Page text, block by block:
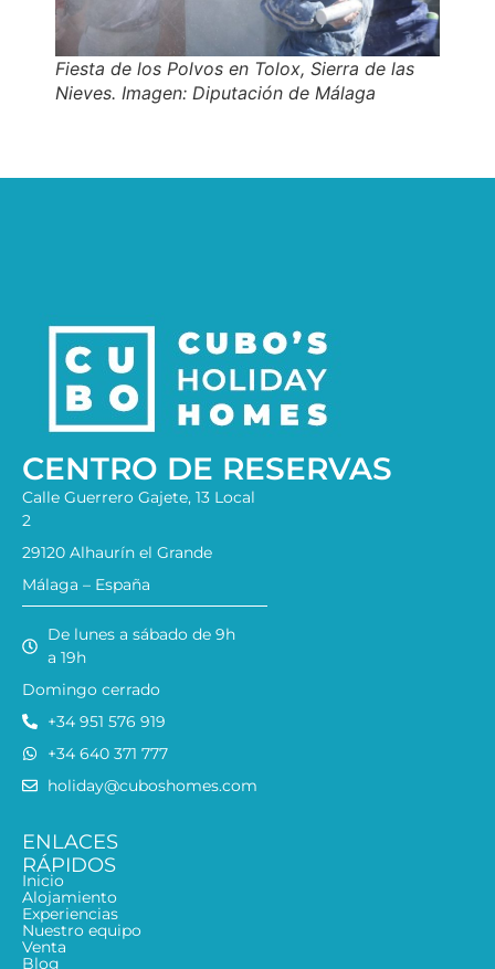
Fiesta de los Polvos en Tolox, Sierra de las
Nieves. Imagen: Diputación de Málaga
CENTRO DE RESERVAS
Calle Guerrero Gajete, 13 Local
2
29120 Alhaurín el Grande
Málaga – España
De lunes a sábado de 9h
a 19h
Domingo cerrado
+34 951 576 919
+34 640 371 777
holiday@cuboshomes.com
ENLACES
RÁPIDOS
Inicio
Alojamiento
Experiencias
Nuestro equipo
Venta
Blog